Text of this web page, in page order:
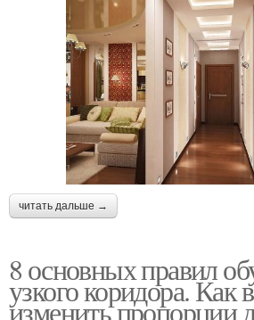
читать дальше →
8 основных правил
узкого коридора. Как
изменить пропорции